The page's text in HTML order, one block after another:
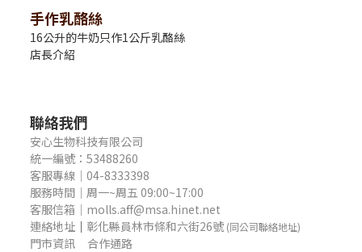
手作乳酪絲
16公升的牛奶只作1公斤乳酪絲
店長介紹
聯絡我們
安心生物科技有限公司
統一編號：53488260
客服專線｜04-8333398
服務時間｜周一~周五 09:00~17:00
客服信箱｜molls.aff@msa.hinet.net
連絡地址 ｜ 彰化縣員林市條和六街26號 (同公司聯絡地址)
門市資訊 合作通路